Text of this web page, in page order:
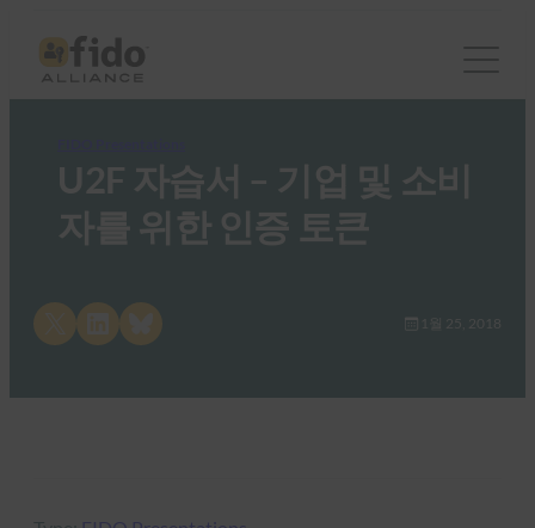
U2F 자습서 – 기업 및 소비
자를 위한 인증 토큰
Share on LinkedInShare on Bluesky 1월 25, 2018